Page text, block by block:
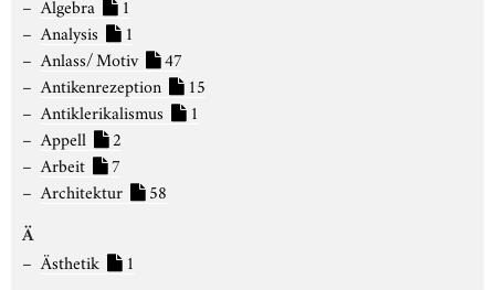
Algebra
1
Analysis
1
Anlass/ Motiv
47
Antikenrezeption
15
Antiklerikalismus
1
Appell
2
Arbeit
7
Architektur
58
Ä
Ästhetik 1